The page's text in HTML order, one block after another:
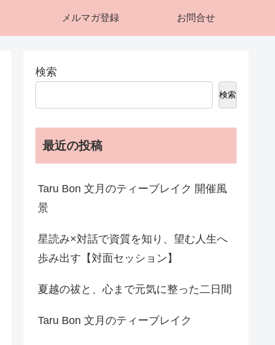
メルマガ登録 お問合せ
検索
検索
最近の投稿
Taru Bon 文月のティーブレイク 開催風
景
星読み×対話で資質を知り、望む人生へ
歩み出す【対面セッション】
夏越の祓と、心まで元気に整った二日間
Taru Bon 文月のティーブレイク